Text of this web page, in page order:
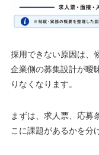
採用できない原因は、
企業側の募集設計が曖
りなくなります。
まずは、求人票、応募
こに課題があるかを分